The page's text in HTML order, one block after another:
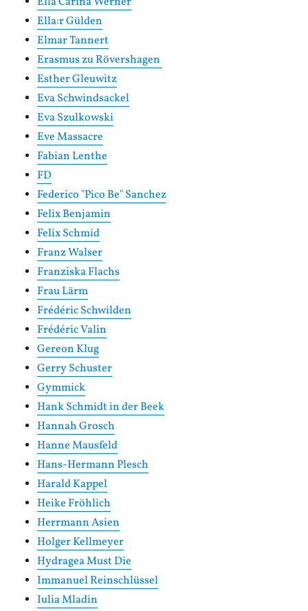
Ella:r Gülden
Elmar Tannert
Erasmus zu Rövershagen
Esther Gleuwitz
Eva Schwindsackel
Eva Szulkowski
Eve Massacre
Fabian Lenthe
FD
Federico "Pico Be" Sanchez
Felix Benjamin
Felix Schmid
Franz Walser
Franziska Flachs
Frau Lärm
Frédéric Schwilden
Frédéric Valin
Gereon Klug
Gerry Schuster
Gymmick
Hank Schmidt in der Beek
Hannah Grosch
Hanne Mausfeld
Hans-Hermann Plesch
Harald Kappel
Heike Fröhlich
Herrmann Asien
Holger Kellmeyer
Hydragea Must Die
Immanuel Reinschlüssel
Iulia Mladin